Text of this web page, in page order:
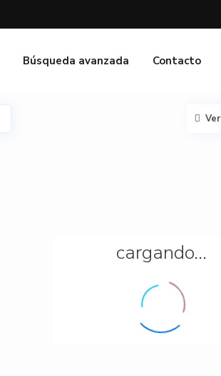
Búsqueda avanzada Contacto
cargando...
Ver